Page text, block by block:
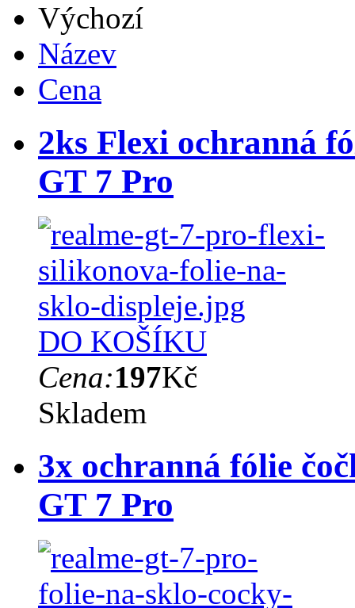
Výchozí
Název
Cena
2ks Flexi ochranná
GT 7 Pro
DO KOŠÍKU
Cena:197Kč
Skladem
3x ochranná fólie
GT 7 Pro